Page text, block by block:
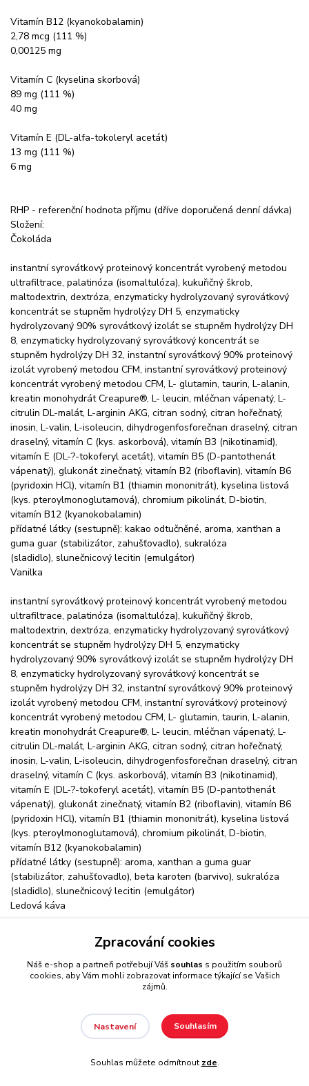
Vitamín B12 (kyanokobalamin)
2,78 mcg (111 %)
0,00125 mg
Vitamín C (kyselina skorbová)
89 mg (111 %)
40 mg
Vitamín E (DL-alfa-tokoleryl acetát)
13 mg (111 %)
6 mg
RHP - referenční hodnota příjmu (dříve doporučená denní dávka)
Složení:
Čokoláda
instantní syrovátkový proteinový koncentrát vyrobený metodou
ultrafiltrace, palatinóza (isomaltulóza), kukuřičný škrob,
maltodextrin, dextróza, enzymaticky hydrolyzovaný syrovátkový
koncentrát se stupněm hydrolýzy DH 5, enzymaticky
hydrolyzovaný 90% syrovátkový izolát se stupněm hydrolýzy DH
8, enzymaticky hydrolyzovaný syrovátkový koncentrát se
stupněm hydrolýzy DH 32, instantní syrovátkový 90% proteinový
izolát vyrobený metodou CFM, instantní syrovátkový proteinový
koncentrát vyrobený metodou CFM, L- glutamin, taurin, L-alanin,
kreatin monohydrát Creapure®, L- leucin, mléčnan vápenatý, L-
citrulin DL-malát, L-arginin AKG, citran sodný, citran hořečnatý,
inosin, L-valin, L-isoleucin, dihydrogenfosforečnan draselný, citran
draselný, vitamín C (kys. askorbová), vitamín B3 (nikotinamid),
vitamín E (DL-?-tokoferyl acetát), vitamín B5 (D-pantothenát
vápenatý), glukonát zinečnatý, vitamín B2 (riboflavin), vitamín B6
(pyridoxin HCl), vitamín B1 (thiamin mononitrát), kyselina listová
(kys. pteroylmonoglutamová), chromium pikolinát, D-biotin,
vitamín B12 (kyanokobalamin)
přídatné látky (sestupně): kakao odtučněné, aroma, xanthan a
guma guar (stabilizátor, zahušťovadlo), sukralóza
(sladidlo), slunečnicový lecitin (emulgátor)
Vanilka
instantní syrovátkový proteinový koncentrát vyrobený metodou
ultrafiltrace, palatinóza (isomaltulóza), kukuřičný škrob,
maltodextrin, dextróza, enzymaticky hydrolyzovaný syrovátkový
koncentrát se stupněm hydrolýzy DH 5, enzymaticky
hydrolyzovaný 90% syrovátkový izolát se stupněm hydrolýzy DH
8, enzymaticky hydrolyzovaný syrovátkový koncentrát se
stupněm hydrolýzy DH 32, instantní syrovátkový 90% proteinový
izolát vyrobený metodou CFM, instantní syrovátkový proteinový
koncentrát vyrobený metodou CFM, L- glutamin, taurin, L-alanin,
kreatin monohydrát Creapure®, L- leucin, mléčnan vápenatý, L-
citrulin DL-malát, L-arginin AKG, citran sodný, citran hořečnatý,
inosin, L-valin, L-isoleucin, dihydrogenfosforečnan draselný, citran
draselný, vitamín C (kys. askorbová), vitamín B3 (nikotinamid),
vitamín E (DL-?-tokoferyl acetát), vitamín B5 (D-pantothenát
vápenatý), glukonát zinečnatý, vitamín B2 (riboflavin), vitamín B6
(pyridoxin HCl), vitamín B1 (thiamin mononitrát), kyselina listová
(kys. pteroylmonoglutamová), chromium pikolinát, D-biotin,
vitamín B12 (kyanokobalamin)
přídatné látky (sestupně): aroma, xanthan a guma guar
(stabilizátor, zahušťovadlo), beta karoten (barvivo), sukralóza
(sladidlo), slunečnicový lecitin (emulgátor)
Ledová káva
instantní syrovátkový proteinový koncentrát vyrobený metodou
ultrafiltrace, palatinóza (isomaltulóza), kukuřičný škrob,
maltodextrin, dextróza, enzymaticky hydrolyzovaný syrovátkový
koncentrát se stupněm hydrolýzy DH 5, enzymaticky
hydrolyzovaný 90% syrovátkový izolát se stupněm hydrolýzy DH
stupněm hydrolýzy DH 32, instantní syrovátkový 90% proteinový
izolát vyrobený metodou CFM, instantní syrovátkový proteinový
kreatin monohydrát Creapure®, L- leucin, mléčnan vápenatý, L-
Zpracování cookies
Náš e-shop a partneři potřebují Váš souhlas s použitím souborů
cookies, aby Vám mohli zobrazovat informace týkající se Vašich
zájmů.
Nastavení Souhlasím
Souhlas můžete odmítnout zde.